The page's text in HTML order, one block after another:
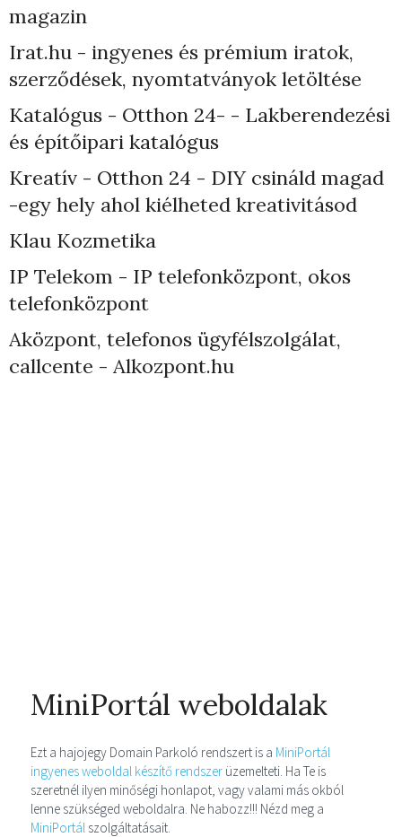
magazin
Irat.hu - ingyenes és prémium iratok,
szerződések, nyomtatványok letöltése
Katalógus - Otthon 24- - Lakberendezési
és építőipari katalógus
Kreatív - Otthon 24 - DIY csináld magad
-egy hely ahol kiélheted kreativitásod
Klau Kozmetika
IP Telekom - IP telefonközpont, okos
telefonközpont
Aközpont, telefonos ügyfélszolgálat,
callcente - Alkozpont.hu
MiniPortál weboldalak
Ezt a hajojegy Domain Parkoló rendszert is a MiniPortál
ingyenes weboldal készítő rendszer üzemelteti. Ha Te is
szeretnél ilyen minőségi honlapot, vagy valami más okból
lenne szükséged weboldalra. Ne habozz!!! Nézd meg a
MiniPortál szolgáltatásait.